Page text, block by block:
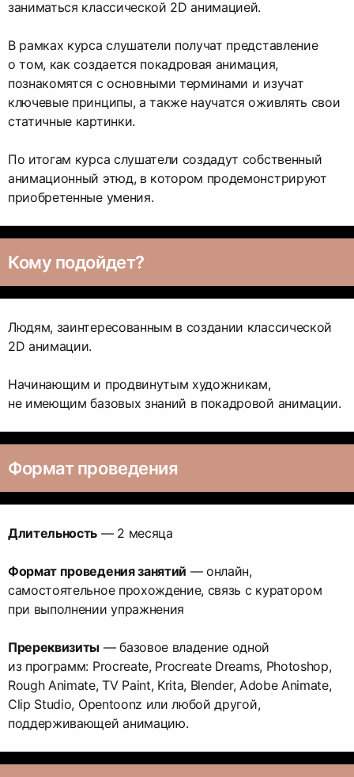
заниматься классической 2D анимацией.
В рамках курса слушатели получат представление
о том, как создается покадровая анимация,
познакомятся с основными терминами и изучат
ключевые принципы, а также научатся оживлять свои
статичные картинки.
По итогам курса слушатели создадут собственный
анимационный этюд, в котором продемонстрируют
приобретенные умения.
Кому подойдет?
Людям, заинтересованным в создании классической
2D анимации.
Начинающим и продвинутым художникам,
не имеющим базовых знаний в покадровой анимации.
Формат проведения
Длительность — 2 месяца
Формат проведения занятий — онлайн,
самостоятельное прохождение, связь с куратором
при выполнении упражнения
Пререквизиты — базовое владение одной
из программ: Procreate, Procreate Dreams, Photoshop,
Rough Animate, TV Paint, Krita, Blender, Adobe Animate,
Clip Studio, Opentoonz или любой другой,
поддерживающей анимацию.